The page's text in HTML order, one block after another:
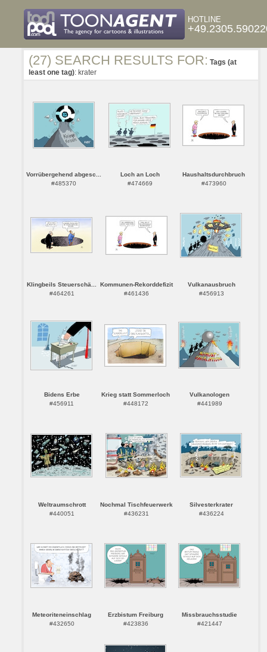
HOTLINE
(27) SEARCH RESULTS FOR: Tags (at
least one tag): krater
Vorrübergehend abgesc...
#485370
Loch an Loch
#474669
Haushaltsdurchbruch
#473960
Klingbeils Steuerschä...
#464261
Kommunen-Rekorddefizit
#461436
Vulkanausbruch
#456913
Bidens Erbe
#456911
Krieg statt Sommerloch
#448172
Vulkanologen
#441989
Weltraumschrott
#440051
Nochmal Tischfeuerwerk
#436231
Silvesterkrater
#436224
Meteoriteneinschlag
#432650
Erzbistum Freiburg
#423836
Missbrauchsstudie
#421447